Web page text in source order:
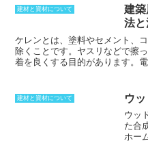
を承知して利用される。型枠は
れるが、取付時にはスペースが
ペースがなくなってしまう確率
金具などが外せなくなるような
て型枠としておくことで施工で
建材と資材について
建
法と
ケレンとは、塗料やセメント、
除くことです。ヤスリなどで擦
着を良くする目的があります。
3年で剥がれる可能性があるため
などにもケレンが行なわれます。
建材と資材について ウ
ウッ
た合
ホー